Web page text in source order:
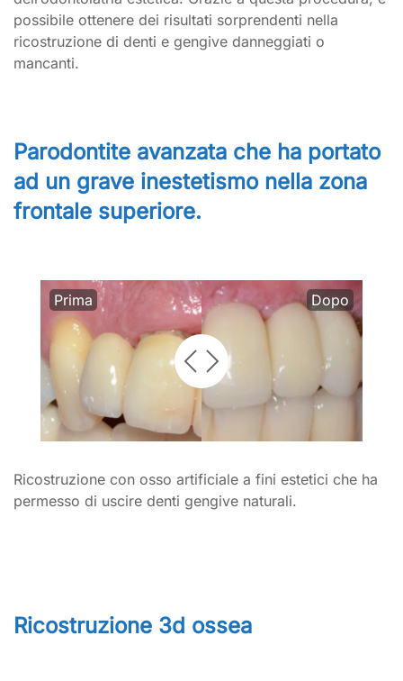
possibile ottenere dei risultati sorprendenti nella
ricostruzione di denti e gengive danneggiati o
mancanti.
Parodontite avanzata che ha portato
ad un grave inestetismo nella zona
frontale superiore.
Dopo
Prima
Ricostruzione con osso artificiale a fini estetici che ha
permesso di uscire denti gengive naturali.
Ricostruzione 3d ossea